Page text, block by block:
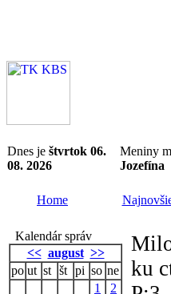
Dnes je štvrtok 06.
08. 2026
Meniny
Jozefína
Home
Kalendár správ
<< august >>
po ut st št pi so ne
1
2
ku